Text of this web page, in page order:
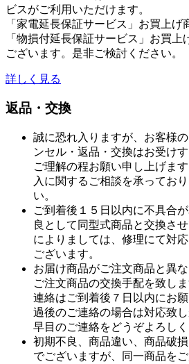
ビスがご利用いただけます。
「家電延長保証サービス」お買上げ
「物損付延長保証サービス」お買
ございます。是非ご検討ください。
詳しく見る
返品・交換
誠に恐れ入りますが、お客様
ンセル・返品・交換はお受け
ご理解の程お願い申し上げま
入に関するご相談を承ってお
い。
ご到着後１５日以内に不具合
良として同型式商品と交換さ
によりましては、修理にて対
ございます。
お届け商品がご注文商品と異
ご注文商品の交換手配を致し
連絡はご到着後７日以内にお
過後のご連絡の場合は対応致
早目のご連絡をどうぞよろしく
初期不良、商品違い、商品破
でございますが、同一商品を